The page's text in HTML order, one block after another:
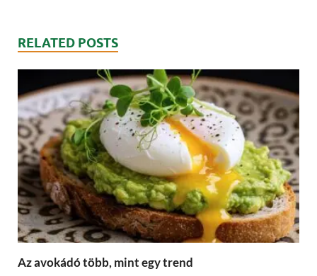
RELATED POSTS
Az avokádó több, mint egy trend